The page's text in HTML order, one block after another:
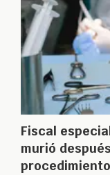
Fiscal
murió